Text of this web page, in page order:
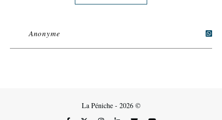
Anonyme
La Péniche - 2026 ©